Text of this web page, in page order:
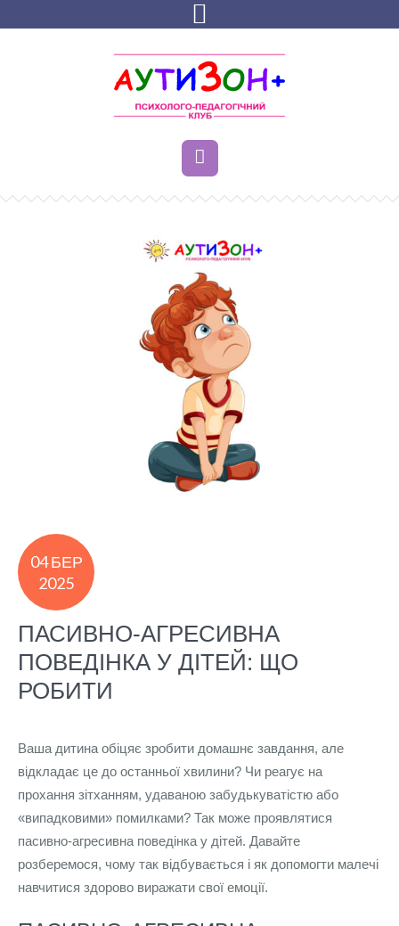
04 БЕР
2025
ПАСИВНО-АГРЕСИВНА
ПОВЕДІНКА У ДІТЕЙ: ЩО
РОБИТИ
Ваша дитина обіцяє зробити домашнє завдання, але
відкладає це до останньої хвилини? Чи реагує на
прохання зітханням, удаваною забудькуватістю або
«випадковими» помилками? Так може проявлятися
пасивно-агресивна поведінка у дітей. Давайте
розберемося, чому так відбувається і як допомогти малечі
навчитися здорово виражати свої емоції.